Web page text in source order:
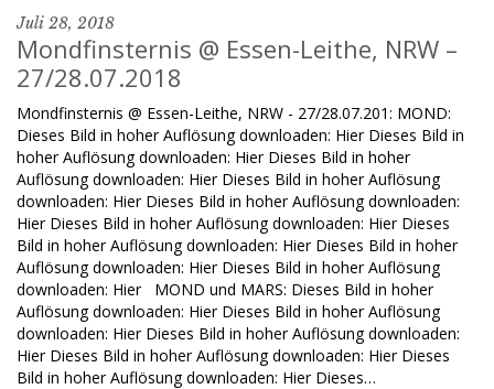
Juli 28, 2018
Mondfinsternis @ Essen-Leithe, NRW –
27/28.07.2018
Mondfinsternis @ Essen-Leithe, NRW - 27/28.07.201: MOND:
Dieses Bild in hoher Auflösung downloaden: Hier Dieses Bild in
hoher Auflösung downloaden: Hier Dieses Bild in hoher
Auflösung downloaden: Hier Dieses Bild in hoher Auflösung
downloaden: Hier Dieses Bild in hoher Auflösung downloaden:
Hier Dieses Bild in hoher Auflösung downloaden: Hier Dieses
Bild in hoher Auflösung downloaden: Hier Dieses Bild in hoher
Auflösung downloaden: Hier Dieses Bild in hoher Auflösung
downloaden: Hier MOND und MARS: Dieses Bild in hoher
Auflösung downloaden: Hier Dieses Bild in hoher Auflösung
downloaden: Hier Dieses Bild in hoher Auflösung downloaden:
Hier Dieses Bild in hoher Auflösung downloaden: Hier Dieses
Bild in hoher Auflösung downloaden: Hier Dieses…